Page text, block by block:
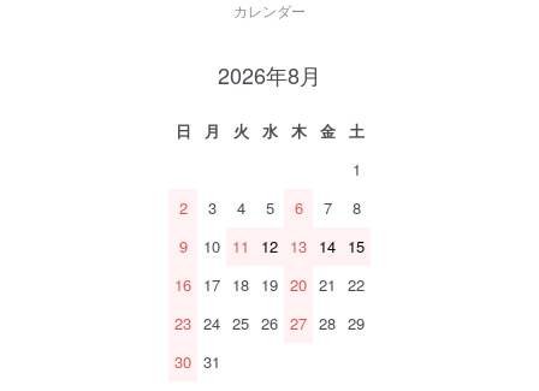
カレンダー
2026年8月
日 月 火 水 木 金
土
1
2
3 4 5 6 7
8
9
10 11 12 13 14 15
16 17 18 19 20 21
22
23 24 25 26 27 28 29
30 31